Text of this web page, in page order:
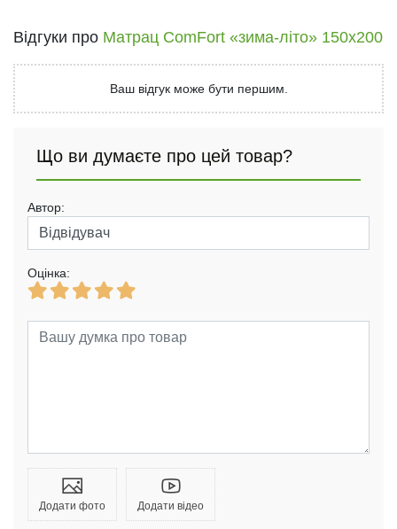
Відгуки про Матрац ComFort «зима-літо» 150x200
Ваш відгук може бути першим.
Що ви думаєте про цей товар?
Автор:
Оцінка:
Додати фото Додати відео